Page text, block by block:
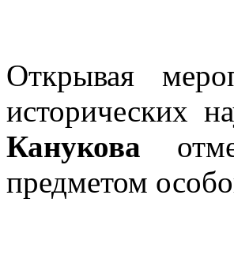
Открывая
исторических
Канукова
предметом